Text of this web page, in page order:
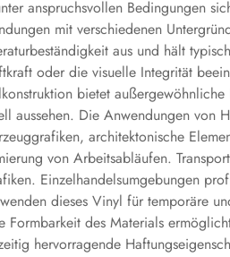
anspruchsvollen Bedingungen
mit verschiedenen
aus und hält
oder die visuelle Integrität
bietet
Die Anwendungen von
architektonische
von Arbeitsabläufen.
Einzelhandelsumgebungen
dieses Vinyl für temporäre
Formbarkeit des Materials
hervorragende